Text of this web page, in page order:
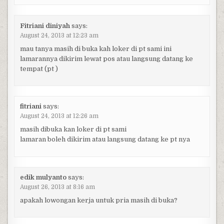
Fitriani diniyah says:
August 24, 2013 at 12:23 am
mau tanya masih di buka kah loker di pt sami ini
lamarannya dikirim lewat pos atau langsung datang ke
tempat (pt )
fitriani says:
August 24, 2013 at 12:26 am
masih dibuka kan loker di pt sami
lamaran boleh dikirim atau langsung datang ke pt nya
edik mulyanto says:
August 26, 2013 at 8:16 am
apakah lowongan kerja untuk pria masih di buka?